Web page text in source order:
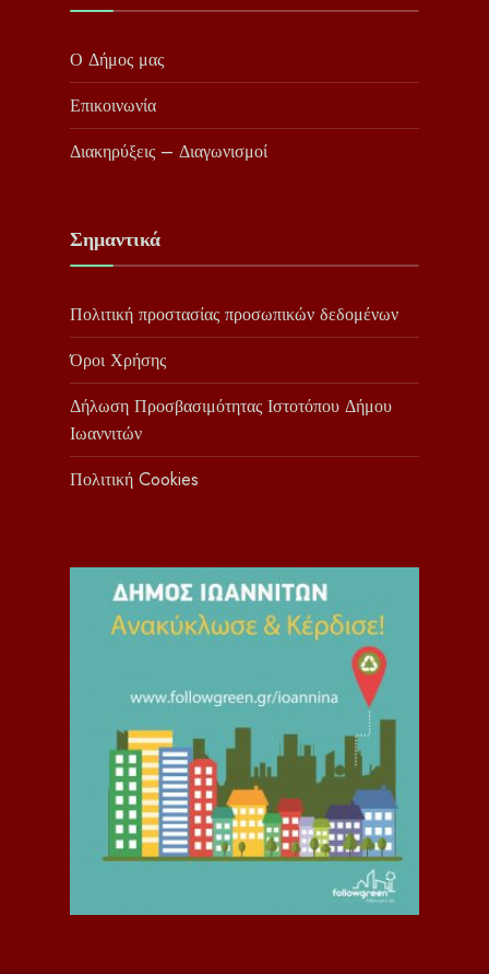
Ο Δήμος μας
Επικοινωνία
Διακηρύξεις – Διαγωνισμοί
Σημαντικά
Πολιτική προστασίας προσωπικών δεδομένων
Όροι Χρήσης
Δήλωση Προσβασιμότητας Ιστοτόπου Δήμου
Ιωαννιτών
Πολιτική Cookies